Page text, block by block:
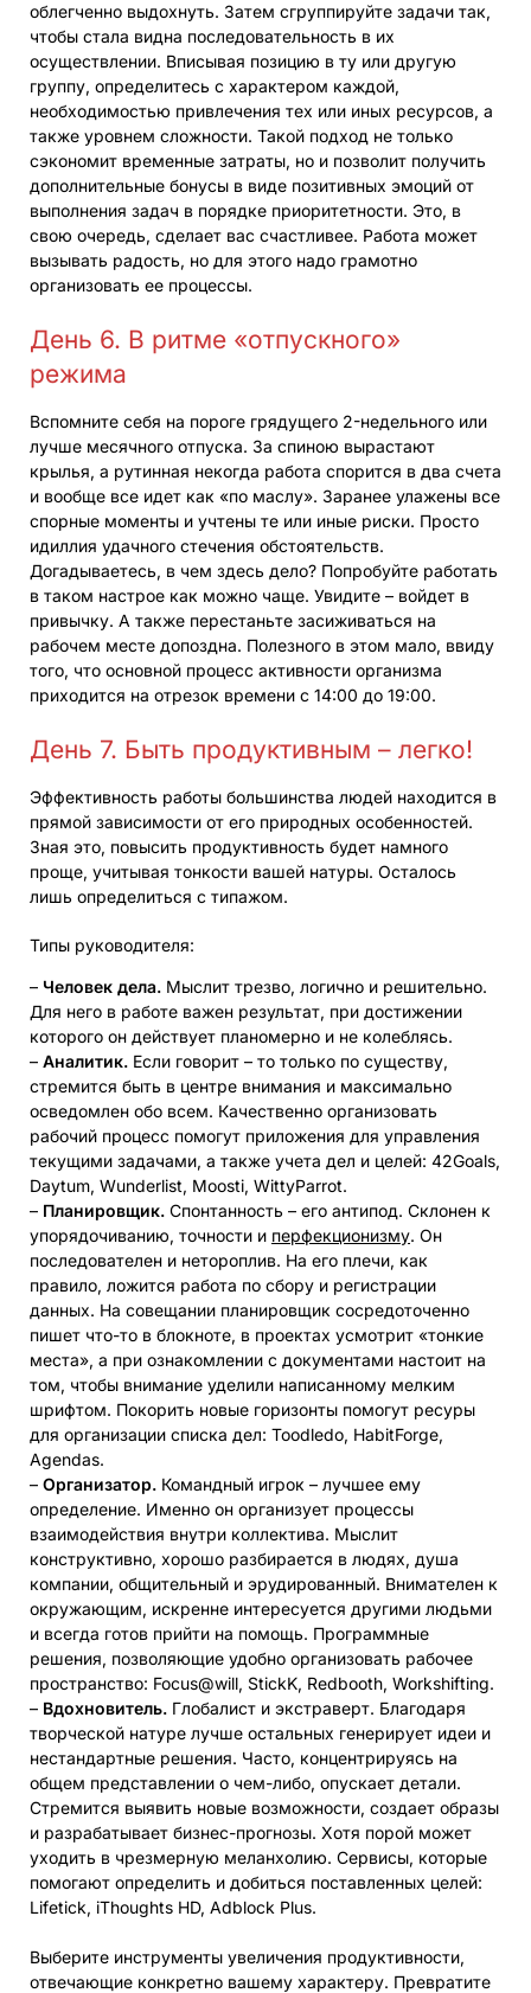
облегченно выдохнуть. Затем сгруппируйте задачи так,
чтобы стала видна последовательность в их
осуществлении. Вписывая позицию в ту или другую
группу, определитесь с характером каждой,
необходимостью привлечения тех или иных ресурсов, а
также уровнем сложности. Такой подход не только
сэкономит временные затраты, но и позволит получить
дополнительные бонусы в виде позитивных эмоций от
выполнения задач в порядке приоритетности. Это, в
свою очередь, сделает вас счастливее. Работа может
вызывать радость, но для этого надо грамотно
организовать ее процессы.
День 6. В ритме «отпускного»
режима
Вспомните себя на пороге грядущего 2-недельного или
лучше месячного отпуска. За спиною вырастают
крылья, а рутинная некогда работа спорится в два счета
и вообще все идет как «по маслу». Заранее улажены все
спорные моменты и учтены те или иные риски. Просто
идиллия удачного стечения обстоятельств.
Догадываетесь, в чем здесь дело? Попробуйте работать
в таком настрое как можно чаще. Увидите – войдет в
привычку. А также перестаньте засиживаться на
рабочем месте допоздна. Полезного в этом мало, ввиду
того, что основной процесс активности организма
приходится на отрезок времени с 14:00 до 19:00.
День 7. Быть продуктивным – легко!
Эффективность работы большинства людей находится в
прямой зависимости от его природных особенностей.
Зная это, повысить продуктивность будет намного
проще, учитывая тонкости вашей натуры. Осталось
лишь определиться с типажом.
Типы руководителя:
– Человек дела. Мыслит трезво, логично и решительно.
Для него в работе важен результат, при достижении
которого он действует планомерно и не колеблясь.
– Аналитик. Если говорит – то только по существу,
стремится быть в центре внимания и максимально
осведомлен обо всем. Качественно организовать
рабочий процесс помогут приложения для управления
текущими задачами, а также учета дел и целей: 42Goals,
Daytum, Wunderlist, Moosti, WittyParrot.
– Планировщик. Спонтанность – его антипод. Склонен к
упорядочиванию, точности и перфекционизму. Он
последователен и нетороплив. На его плечи, как
правило, ложится работа по сбору и регистрации
данных. На совещании планировщик сосредоточенно
пишет что-то в блокноте, в проектах усмотрит «тонкие
места», а при ознакомлении с документами настоит на
том, чтобы внимание уделили написанному мелким
шрифтом. Покорить новые горизонты помогут ресуры
для организации списка дел: Toodledo, HabitForge,
Agendas.
– Организатор. Командный игрок – лучшее ему
определение. Именно он организует процессы
взаимодействия внутри коллектива. Мыслит
конструктивно, хорошо разбирается в людях, душа
компании, общительный и эрудированный. Внимателен к
окружающим, искренне интересуется другими людьми
и всегда готов прийти на помощь. Программные
решения, позволяющие удобно организовать рабочее
пространство: Focus@will, StickK, Redbooth, Workshifting.
– Вдохновитель. Глобалист и экстраверт. Благодаря
творческой натуре лучше остальных генерирует идеи и
нестандартные решения. Часто, концентрируясь на
общем представлении о чем-либо, опускает детали.
Стремится выявить новые возможности, создает образы
и разрабатывает бизнес-прогнозы. Хотя порой может
уходить в чрезмерную меланхолию. Сервисы, которые
помогают определить и добиться поставленных целей:
Lifetick, iThoughts HD, Adblock Plus.
Выберите инструменты увеличения продуктивности,
отвечающие конкретно вашему характеру. Превратите